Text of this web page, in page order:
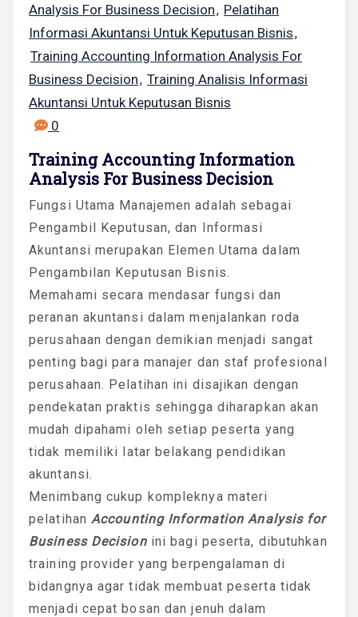
Analysis For Business Decision, Pelatihan
Informasi Akuntansi Untuk Keputusan Bisnis,
Training Accounting Information Analysis For
Business Decision, Training Analisis Informasi
Akuntansi Untuk Keputusan Bisnis
0
Training Accounting Information
Analysis For Business Decision
Fungsi Utama Manajemen adalah sebagai
Pengambil Keputusan, dan Informasi
Akuntansi merupakan Elemen Utama dalam
Pengambilan Keputusan Bisnis.
Memahami secara mendasar fungsi dan
peranan akuntansi dalam menjalankan roda
perusahaan dengan demikian menjadi sangat
penting bagi para manajer dan staf profesional
perusahaan. Pelatihan ini disajikan dengan
pendekatan praktis sehingga diharapkan akan
mudah dipahami oleh setiap peserta yang
tidak memiliki latar belakang pendidikan
akuntansi.
Menimbang cukup kompleknya materi
pelatihan Accounting Information Analysis for
Business Decisionini bagi peserta, dibutuhkan
training provider yang berpengalaman di
bidangnya agar tidak membuat peserta tidak
menjadi cepat bosan dan jenuh dalam